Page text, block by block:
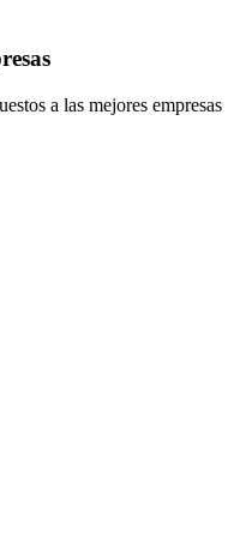
a las mejores empresas